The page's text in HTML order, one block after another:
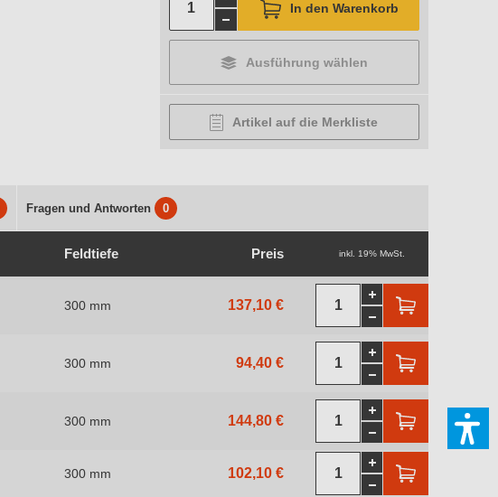
In den Warenkorb
Ausführung wählen
Artikel auf die Merkliste
Fragen und Antworten 0
Feldtiefe Preis inkl. 19% MwSt.
300 mm 137,10 €
300 mm 94,40 €
300 mm 144,80 €
300 mm 102,10 €